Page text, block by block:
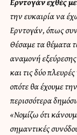
την ευκαιρία να
Ερντογάν, όπως
Θέσαμε τα θέματα
αναμονή
και τις δύο
οπότε θα έχουμε
περισσότερα
«Νομίζω ότι
σημαντικές